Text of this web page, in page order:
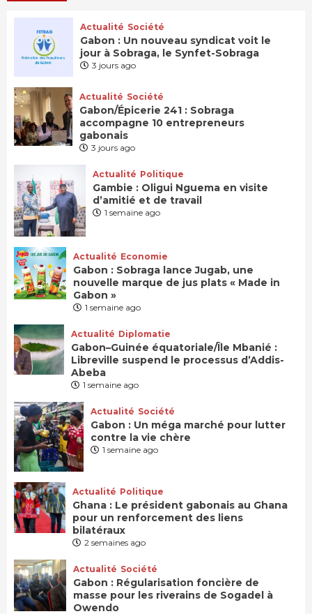
Actualité Société
Gabon : Un nouveau syndicat voit le
jour à Sobraga, le Synfet-Sobraga
3 jours ago
Actualité Société
Gabon/Épicerie 241 : Sobraga
accompagne 10 entrepreneurs
gabonais
3 jours ago
Actualité Politique
Gambie : Oligui Nguema en visite
d’amitié et de travail
1 semaine ago
Actualité Economie
Gabon : Sobraga lance Jugab, une
nouvelle marque de jus plats « Made in
Gabon »
1 semaine ago
Actualité Diplomatie
Gabon–Guinée équatoriale/Île Mbanié :
Libreville suspend le processus d’Addis-
Abeba
1 semaine ago
Actualité Société
Gabon : Un méga marché pour lutter
contre la vie chère
1 semaine ago
Actualité Politique
Ghana : Le président gabonais au Ghana
pour un renforcement des liens
bilatéraux
2 semaines ago
Actualité Société
Gabon : Régularisation foncière de
masse pour les riverains de Sogadel à
Owendo